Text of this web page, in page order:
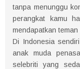
tanpa menunggu
perangkat kamu
mendapatkan
Di Indonesia
anak muda
selebriti yang